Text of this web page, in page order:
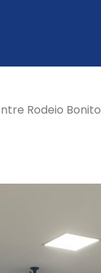
Rodeio